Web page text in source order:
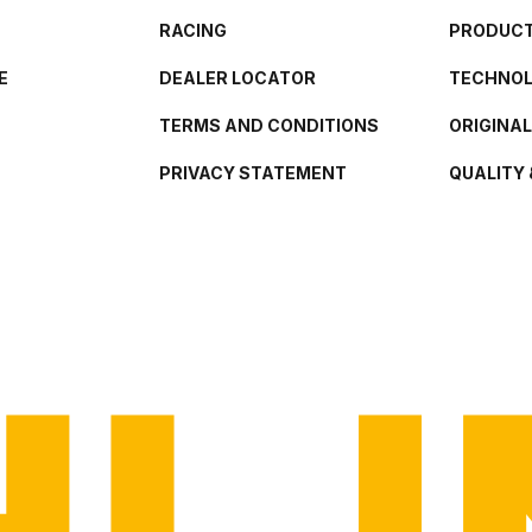
RACING
DEALER LOCATOR
TERMS AND CONDITIONS
PRIVACY STATEMENT QUALITY